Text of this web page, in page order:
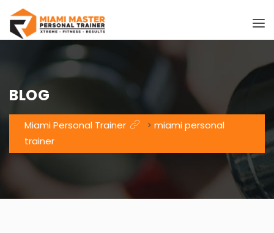
BLOG
Miami Personal Trainer > miami personal
trainer